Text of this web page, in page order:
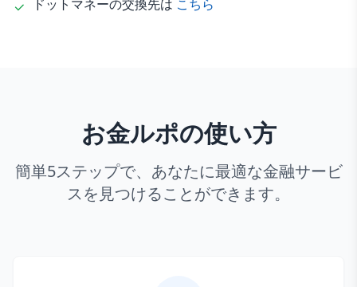
ドットマネーの交換先は こちら
お金ルポの使い方
簡単5ステップで、あなたに最適な金融サービ
スを見つけることができます。